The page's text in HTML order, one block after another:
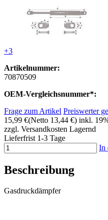
+3
Artikelnummer:
70870509
OEM-Vergleichsnummer*:
Frage zum Artikel Preiswerter
15,99 €(Netto 13,44 €) inkl.
zzgl. Versandkosten Lagernd
Lieferfrist 1-3 Tage
In
Beschreibung
Gasdruckdämpfer